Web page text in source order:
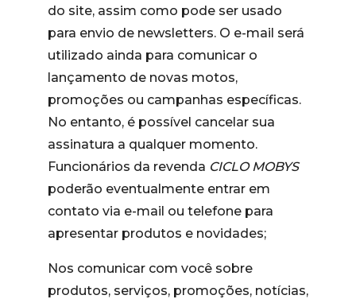
do site, assim como pode ser usado
para envio de newsletters. O e-mail será
utilizado ainda para comunicar o
lançamento de novas motos,
promoções ou campanhas específicas.
No entanto, é possível cancelar sua
assinatura a qualquer momento.
Funcionários da revenda CICLO MOBYS
poderão eventualmente entrar em
contato via e-mail ou telefone para
apresentar produtos e novidades;
Nos comunicar com você sobre
produtos, serviços, promoções, notícias,